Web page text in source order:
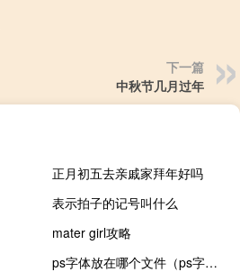
下一篇
中秋节几月过年
正月初五去亲戚家拜年好吗
表示拍子的记号叫什么
mater girl攻略
ps字体放在哪个文件（ps字体放在哪个文件夹）